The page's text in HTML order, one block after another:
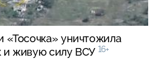
«Тосочка» уничтожила
и живую силу ВСУ 16+